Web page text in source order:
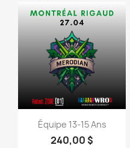
Aperçu rapide
Équipe 13-15 Ans
240,00 $